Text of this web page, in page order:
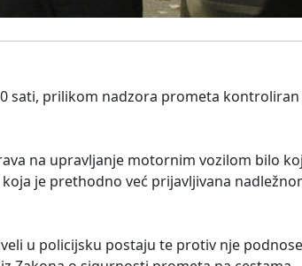
sati, prilikom nadzora prometa
na upravljanje motornim vozilom bilo
je prethodno već prijavljivana
u policijsku postaju te protiv nje